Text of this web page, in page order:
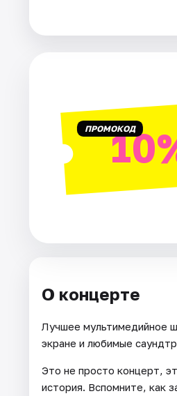
ПРОМОКОД
О концерте
Лучшее мультимедийное
экране и любимые
Это не просто концерт,
история. Вспомните, как